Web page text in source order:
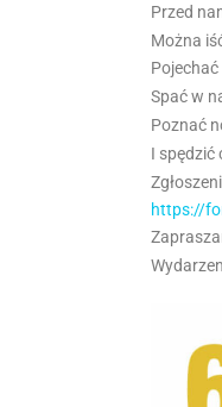
Przed
Można
Spać w
Poznać
I spędzić
https://